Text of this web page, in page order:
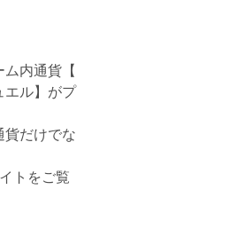
内通貨【
エル】がプ
貨だけでな
トをご覧